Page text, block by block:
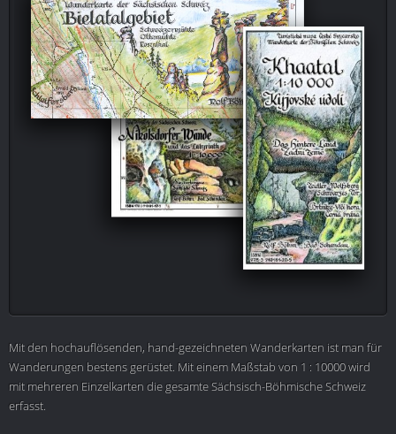
Mit den hochauflösenden, hand-gezeichneten Wanderkarten ist man für
Wanderungen bestens gerüstet. Mit einem Maßstab von 1 : 10000 wird
mit mehreren Einzelkarten die gesamte Sächsisch-Böhmische Schweiz
erfasst.